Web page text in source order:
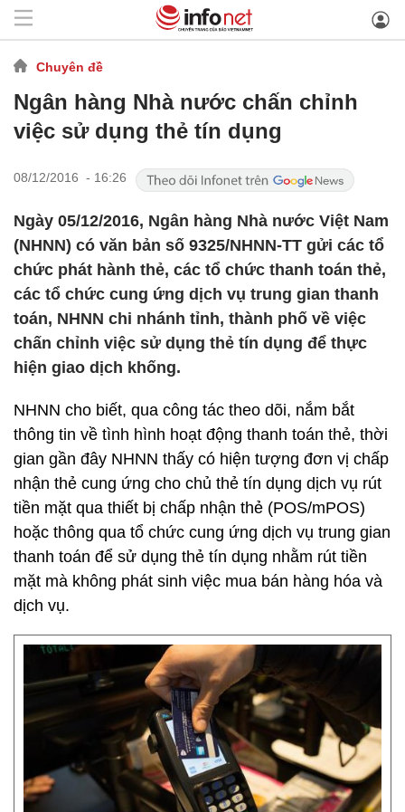
Chuyên đề
Ngân hàng Nhà nước chấn chỉnh
việc sử dụng thẻ tín dụng
08/12/2016 - 16:26
Ngày 05/12/2016, Ngân hàng Nhà nước Việt Nam
(NHNN) có văn bản số 9325/NHNN-TT gửi các tổ
chức phát hành thẻ, các tổ chức thanh toán thẻ,
các tổ chức cung ứng dịch vụ trung gian thanh
toán, NHNN chi nhánh tỉnh, thành phố về việc
chấn chỉnh việc sử dụng thẻ tín dụng để thực
hiện giao dịch khống.
NHNN cho biết, qua công tác theo dõi, nắm bắt
thông tin về tình hình hoạt động thanh toán thẻ, thời
gian gần đây NHNN thấy có hiện tượng đơn vị chấp
nhận thẻ cung ứng cho chủ thẻ tín dụng dịch vụ rút
tiền mặt qua thiết bị chấp nhận thẻ (POS/mPOS)
hoặc thông qua tổ chức cung ứng dịch vụ trung gian
thanh toán để sử dụng thẻ tín dụng nhằm rút tiền
mặt mà không phát sinh việc mua bán hàng hóa và
dịch vụ.